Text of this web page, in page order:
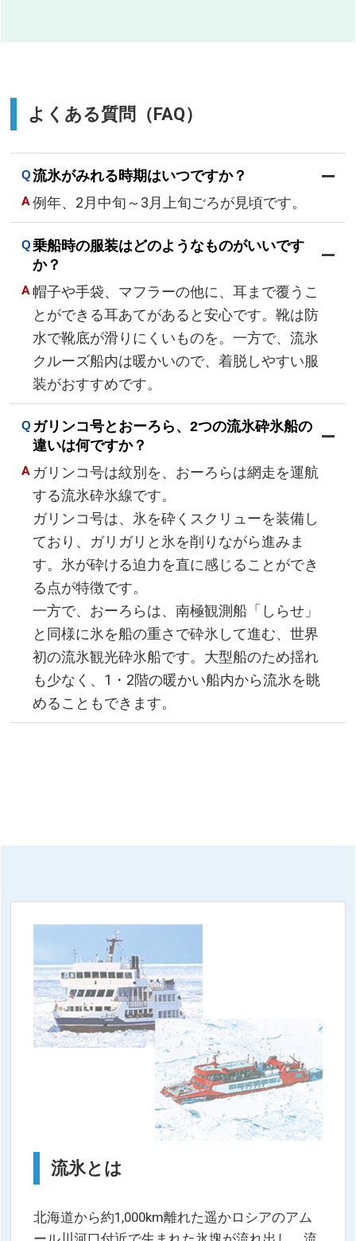
よくある質問（FAQ）
流氷がみれる時期はいつですか？
例年、2月中旬～3月上旬ごろが見頃です。
乗船時の服装はどのようなものがいいです
か？
帽子や手袋、マフラーの他に、耳まで覆うこ
とができる耳あてがあると安心です。靴は防
水で靴底が滑りにくいものを。一方で、流氷
クルーズ船内は暖かいので、着脱しやすい服
装がおすすめです。
ガリンコ号とおーろら、2つの流氷砕氷船の
違いは何ですか？
ガリンコ号は紋別を、おーろらは網走を運航
する流氷砕氷線です。
ガリンコ号は、氷を砕くスクリューを装備し
ており、ガリガリと氷を削りながら進みま
す。氷が砕ける迫力を直に感じることができ
る点が特徴です。
一方で、おーろらは、南極観測船「しらせ」
と同様に氷を船の重さで砕氷して進む、世界
初の流氷観光砕氷船です。大型船のため揺れ
も少なく、1・2階の暖かい船内から流氷を眺
めることもできます。
流氷とは
北海道から約1,000km離れた遥かロシアのアム